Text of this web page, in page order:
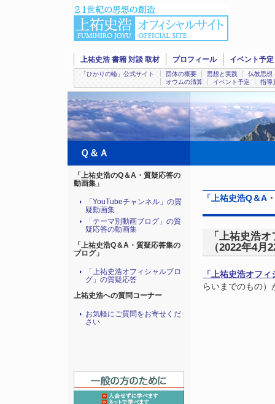
上祐史浩 書籍 対談 取材 プロフィール イベント予定
「ひかりの輪」公式サイト 団体の概要 思想と実践
仏教思想
オウムの清算
イベント予定 指導
Ｑ＆Ａ
「上祐史浩Q＆A
「上祐史浩
（2022年4月
「上祐史浩オフ
らいまでのもの
「上祐史浩のQ＆A・質疑応答の
動画集」
「YouTubeチャンネル」の質
疑動画集
「テーマ別動画ブログ」の質
疑応答の動画集
「上祐史浩Q＆A・質疑応答集の
ブログ」
「上祐史浩オフィシャルブロ
グ」の質疑応答
上祐史浩への質問コーナー
お気軽にご質問をお寄せくだ
さい